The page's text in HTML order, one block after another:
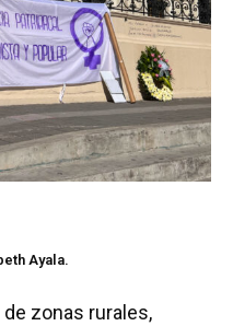
Ayala.
zonas rurales,